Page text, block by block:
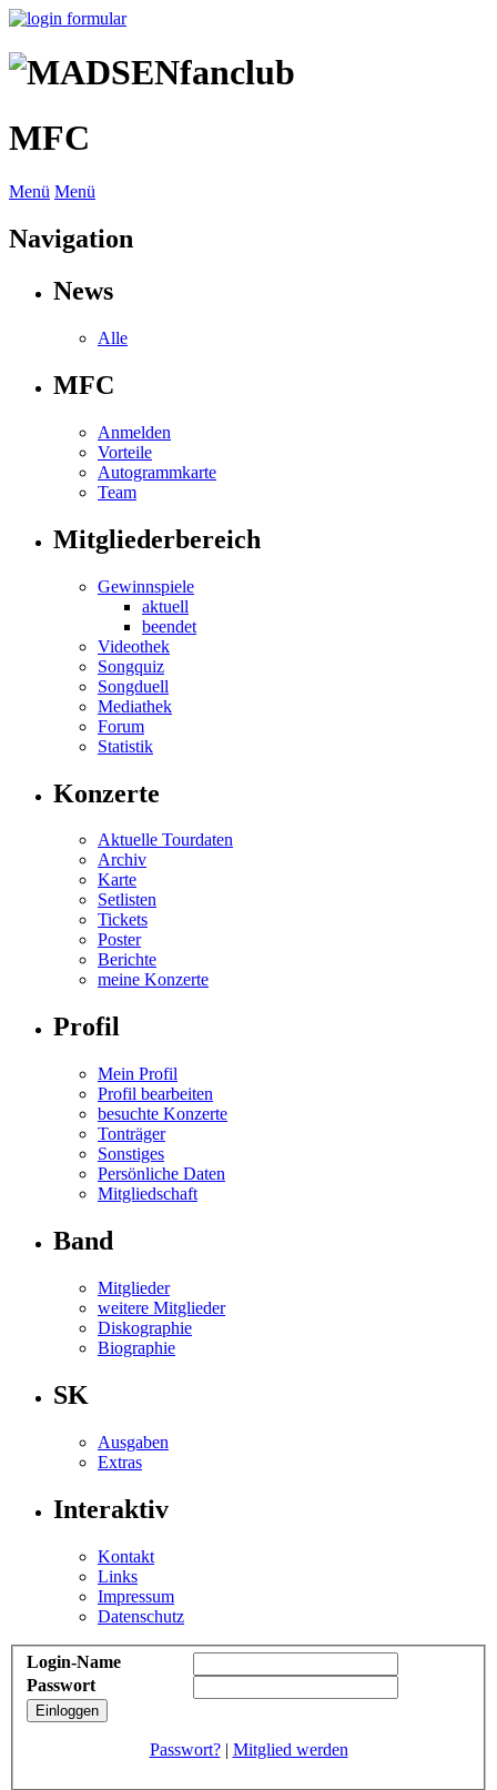
MFC
Menü Menü
Navigation
News
Alle
MFC
Anmelden
Vorteile
Autogrammkarte
Team
Mitgliederbereich
Gewinnspiele
aktuell
beendet
Videothek
Songquiz
Songduell
Mediathek
Forum
Statistik
Konzerte
Aktuelle Tourdaten
Archiv
Karte
Setlisten
Tickets
Poster
Berichte
meine Konzerte
Profil
Mein Profil
Profil bearbeiten
besuchte Konzerte
Tonträger
Sonstiges
Persönliche Daten
Mitgliedschaft
Band
Mitglieder
weitere Mitglieder
Diskographie
Biographie
SK
Ausgaben
Extras
Interaktiv
Kontakt
Links
Impressum
Datenschutz
Login-Name
Passwort
Passwort?| Mitglied werden